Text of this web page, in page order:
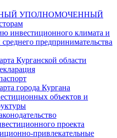
УПОЛНОМОЧЕННЫЙ
инвестиционного климата и
предпринимательства
Курганской области
города Кургана
объектов и
проекта
привлекательные